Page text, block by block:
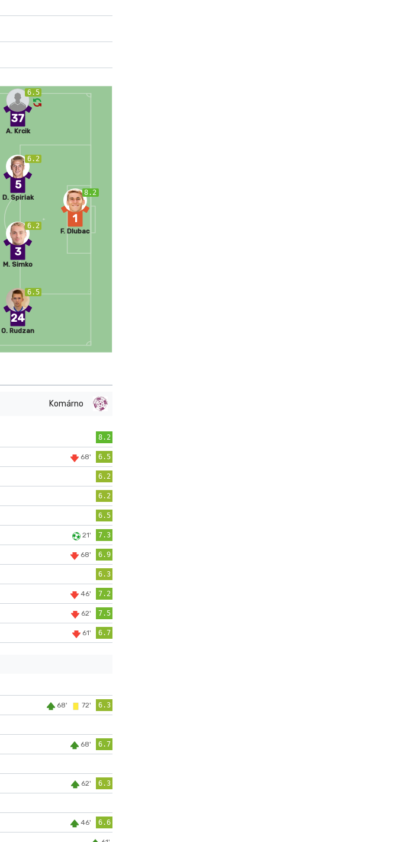
8.2
1
F. Dlubac
6.5
24
O. Rudzan
6.2
3
M. Simko
6.2
5
D. Spiriak
6.5
37
A. Krcik
Komárno
8.2
68' 6.5
6.2
6.2
6.5
21' 7.3
68' 6.9
6.3
46' 7.2
62' 7.5
61' 6.7
68' 72' 6.3
68' 6.7
62' 6.3
46' 6.6